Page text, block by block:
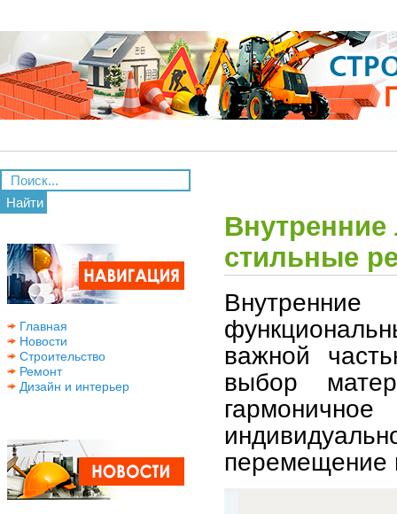
Найти
Главная
Новости
Строительство
Ремонт
Дизайн и интерьер
стильные
важной
выбор
перемещение